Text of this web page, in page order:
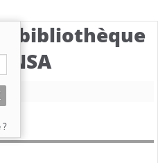
bibliothèque
?